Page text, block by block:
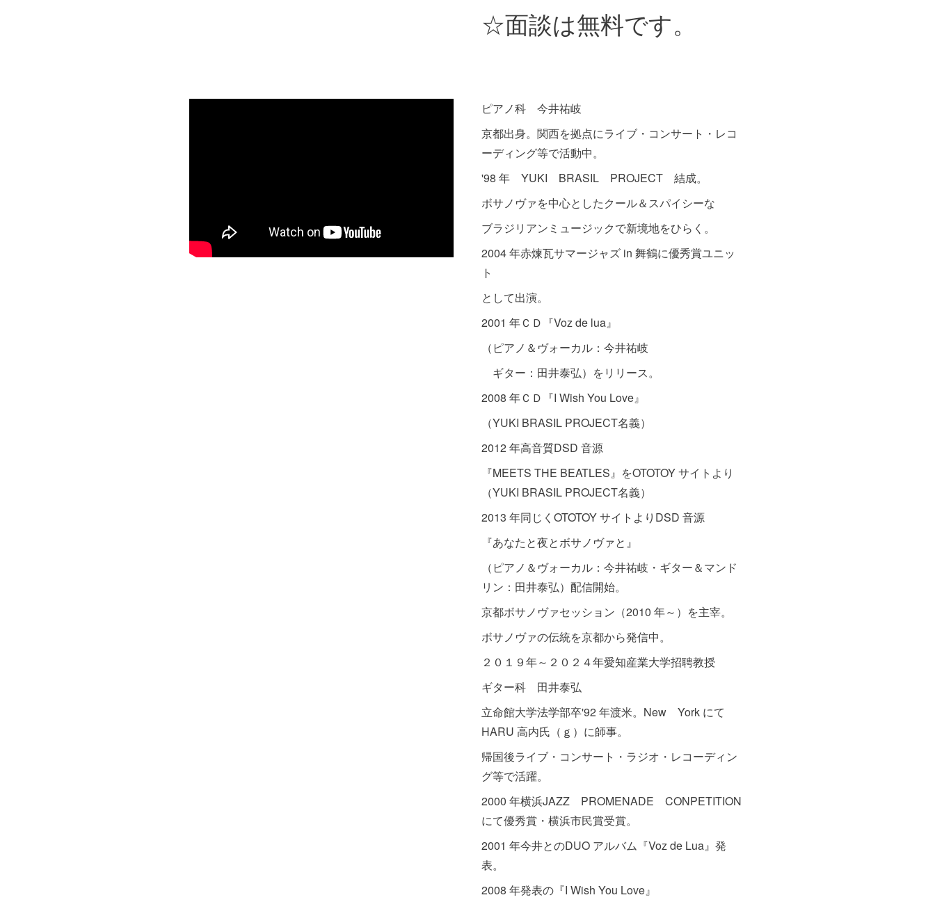
☆面談は無料です。
ピアノ科 今井祐岐
京都出身。関西を拠点にライブ・コンサート・レコ
ーディング等で活動中。
'98 年 YUKI BRASIL PROJECT 結成。
ボサノヴァを中心としたクール＆スパイシーな
ブラジリアンミュージックで新境地をひらく。
2004 年赤煉瓦サマージャズ in 舞鶴に優秀賞ユニッ
ト
として出演。
2001 年ＣＤ『Voz de lua』
（ピアノ＆ヴォーカル：今井祐岐
ギター：田井泰弘）をリリース。
2008 年ＣＤ『I Wish You Love』
（YUKI BRASIL PROJECT名義）
2012 年高音質DSD 音源
『MEETS THE BEATLES』をOTOTOY サイトより
（YUKI BRASIL PROJECT名義）
2013 年同じくOTOTOY サイトよりDSD 音源
『あなたと夜とボサノヴァと』
（ピアノ＆ヴォーカル：今井祐岐・ギター＆マンド
リン：田井泰弘）配信開始。
京都ボサノヴァセッション（2010 年～）を主宰。
ボサノヴァの伝統を京都から発信中。
２０１９年～２０２４年愛知産業大学招聘教授
ギター科 田井泰弘
立命館大学法学部卒'92 年渡米。New York にて
HARU 高内氏（ｇ）に師事。
帰国後ライブ・コンサート・ラジオ・レコーディン
グ等で活躍。
2000 年横浜JAZZ PROMENADE CONPETITION
にて優秀賞・横浜市民賞受賞。
2001 年今井とのDUO アルバム『Voz de Lua』発
表。
2008 年発表の『I Wish You Love』